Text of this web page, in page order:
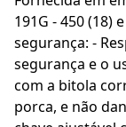
191G - 450 (18)
segurança: -
segurança e o
com a bitola
porca, e não